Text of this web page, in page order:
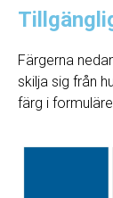
Färgerna
skilja sig från
färg i